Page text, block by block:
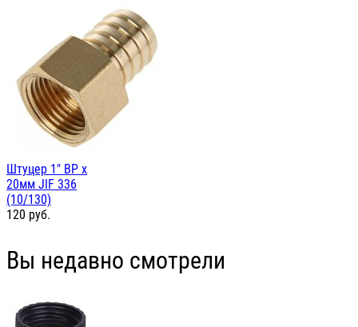
Штуцер 1" ВР х
20мм JIF 336
(10/130)
120 руб.
Вы недавно смотрели